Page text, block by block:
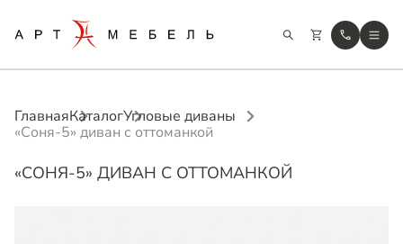
ГлавнаяКаталогУгловые диваны
«Соня-5» диван с оттоманкой
«СОНЯ-5» ДИВАН С ОТТОМАНКОЙ